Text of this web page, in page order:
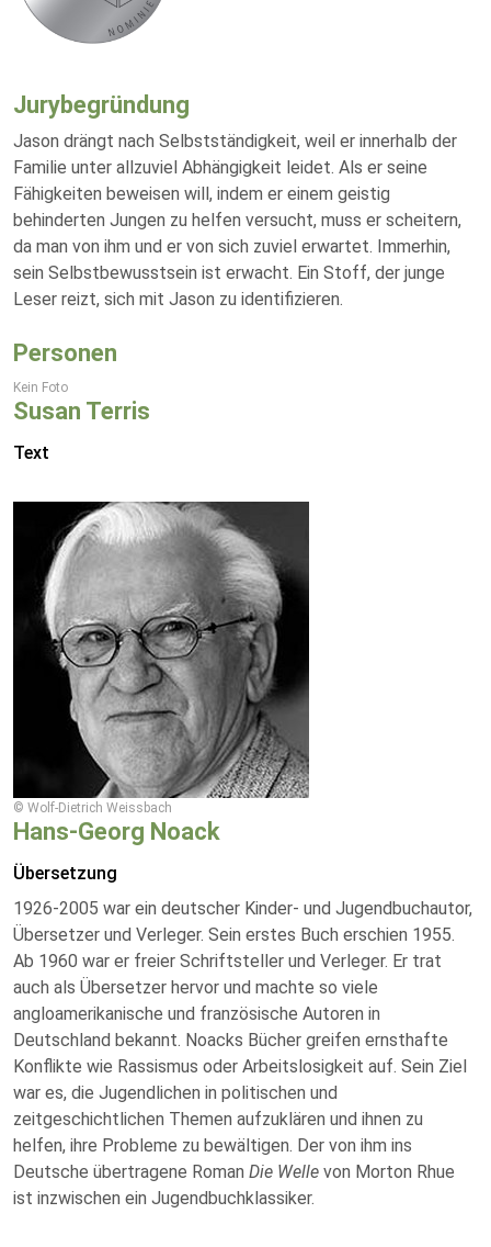
Jurybegründung
Jason drängt nach Selbstständigkeit, weil er innerhalb der
Familie unter allzuviel Abhängigkeit leidet. Als er seine
Fähigkeiten beweisen will, indem er einem geistig
behinderten Jungen zu helfen versucht, muss er scheitern,
da man von ihm und er von sich zuviel erwartet. Immerhin,
sein Selbstbewusstsein ist erwacht. Ein Stoff, der junge
Leser reizt, sich mit Jason zu identifizieren.
Personen
Kein Foto
Susan Terris
Text
© Wolf-Dietrich Weissbach
Hans-Georg Noack
Übersetzung
1926-2005 war ein deutscher Kinder- und Jugendbuchautor,
Übersetzer und Verleger. Sein erstes Buch erschien 1955.
Ab 1960 war er freier Schriftsteller und Verleger. Er trat
auch als Übersetzer hervor und machte so viele
angloamerikanische und französische Autoren in
Deutschland bekannt. Noacks Bücher greifen ernsthafte
Konflikte wie Rassismus oder Arbeitslosigkeit auf. Sein Ziel
war es, die Jugendlichen in politischen und
zeitgeschichtlichen Themen aufzuklären und ihnen zu
helfen, ihre Probleme zu bewältigen. Der von ihm ins
Deutsche übertragene Roman Die Welle von Morton Rhue
ist inzwischen ein Jugendbuchklassiker.